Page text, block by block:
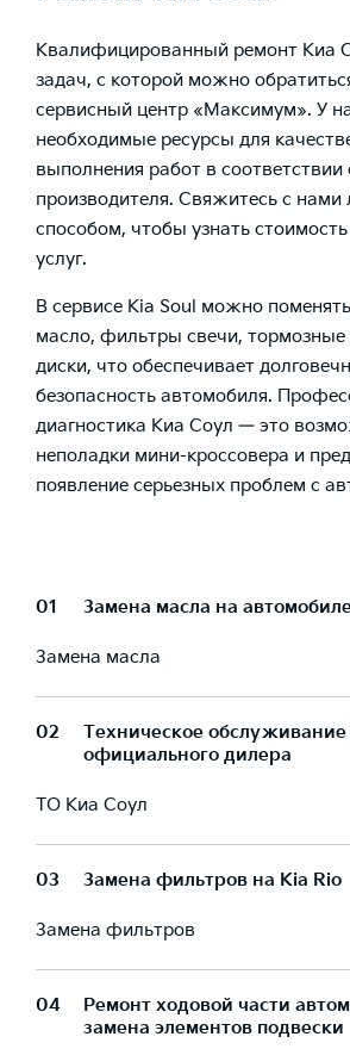
Квалифицированный ремонт Киа
задач, с которой можно
сервисный центр «Максимум». У
необходимые ресурсы для
выполнения работ в соответствии
производителя. Свяжитесь с
способом, чтобы узнать
услуг.
В сервисе Kia Soul можно
масло, фильтры свечи, тормозные
диски, что обеспечивает
безопасность автомобиля.
диагностика Киа Соул — это
неполадки мини-кроссовера и
появление серьезных проблем с
01 Замена масла на
Замена масла
02
Техническое обслуживание
официального дилера
ТО Киа Соул
03 Замена фильтров на Kia Rio
Замена фильтров
04
Ремонт ходовой части
замена элементов подвески